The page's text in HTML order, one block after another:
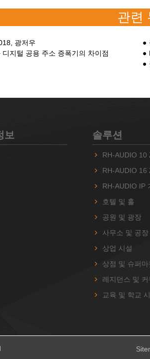
관련
광저우
지털 공용 주소 증폭기의 차이점
보 솔루션
RH-AUDIO 10
RH-AUDIO 16
RH-AUDIO IP
호텔 및 홀
공원 및 광장
사무소 및 공장
상업 시설
상점 및 슈퍼마
레지던스 및 커
교육 및 학교